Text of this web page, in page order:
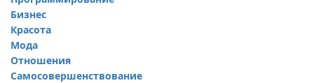
Бизнес
Красота
Мода
Отношения
Самосовершенствование